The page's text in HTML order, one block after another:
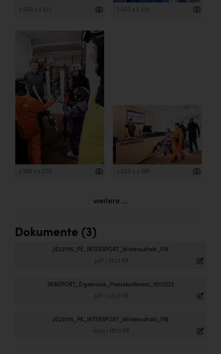
3 500 x 2 333 3 500 x 2 333
2 666 x 4 000 4 000 x 2 666
weitere ...
Dokumente (3)
20231115_PK_INTERSPORT_Winterauftakt_FIN
.pdf 332,1 KB
SKIREPORT_Ergebnisse_Pressekonferenz_15112023
.pdf 322,9 KB
20231115_PK_INTERSPORT_Winterauftakt_FIN
.docx 187,9 KB